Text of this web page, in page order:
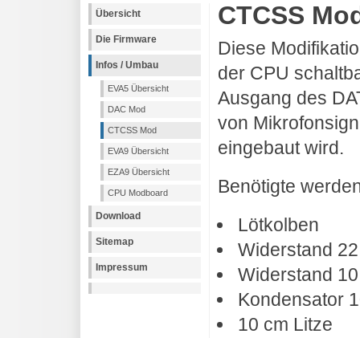
Übersicht
Die Firmware
Infos / Umbau
EVA5 Übersicht
DAC Mod
CTCSS Mod
EVA9 Übersicht
EZA9 Übersicht
CPU Modboard
Download
Sitemap
Impressum
CTCSS
Diese
der CPU
Ausgang des
von
eingebaut wird.
Benötigte
Lötkolben
Widerstand
Widerstand
Kondensator
10 cm Litze